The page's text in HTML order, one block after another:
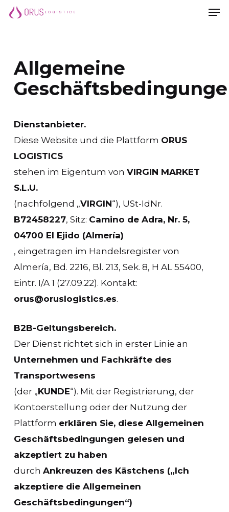
Skip
Allgemeine
Dienstanbieter.
Diese Website und die Plattform ORUS
LOGISTICS
stehen im Eigentum von VIRGIN MARKET
S.L.U.
(nachfolgend „VIRGIN“), USt-IdNr.
B72458227, Sitz: Camino de Adra, Nr. 5,
04700 El Ejido (Almería)
, eingetragen im Handelsregister von
Almería, Bd. 2216, Bl. 213, Sek. 8, H AL 55400,
Eintr. I/A 1 (27.09.22). Kontakt:
orus@oruslogistics.es.
B2B-Geltungsbereich.
Der Dienst richtet sich in erster Linie an
Unternehmen und Fachkräfte des
Transportwesens
(der „KUNDE“). Mit der Registrierung, der
Kontoerstellung oder der Nutzung der
Plattform erklären Sie, diese Allgemeinen
Geschäftsbedingungen gelesen und
akzeptiert zu haben
durch Ankreuzen des Kästchens („Ich
akzeptiere die Allgemeinen
Geschäftsbedingungen“)
Menu